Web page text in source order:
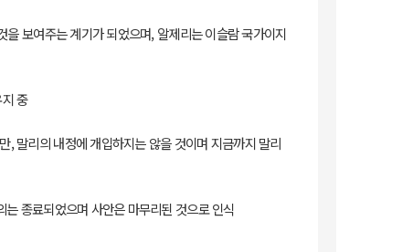
보여주는 계기가 되었으며, 알제리는 이슬람 국가이지
중
말리의 내정에 개입하지는 않을 것이며 지금까지 말리
종료되었으며 사안은 마무리된 것으로 인식